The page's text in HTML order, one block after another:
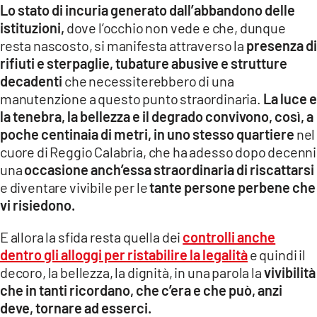
Lo stato di incuria generato dall’abbandono delle
istituzioni, dove l’occhio non vede e che, dunque
resta nascosto, si manifesta attraverso la presenza di
rifiuti e sterpaglie, tubature abusive e strutture
decadenti che necessiterebbero di una
manutenzione a questo punto straordinaria. La luce e
la tenebra, la bellezza e il degrado convivono, così, a
poche centinaia di metri, in uno stesso quartiere nel
cuore di Reggio Calabria, che ha adesso dopo decenni
unaoccasione anch’essa straordinaria di riscattarsi
e diventare vivibile per letante persone perbene che
vi risiedono.
E allora la sfida resta quella dei controlli anche
dentro gli alloggi per ristabilire la legalitàe quindi il
decoro, la bellezza, la dignità, in una parola lavivibilità
che in tanti ricordano, che c’era e che può, anzi
deve, tornare ad esserci.